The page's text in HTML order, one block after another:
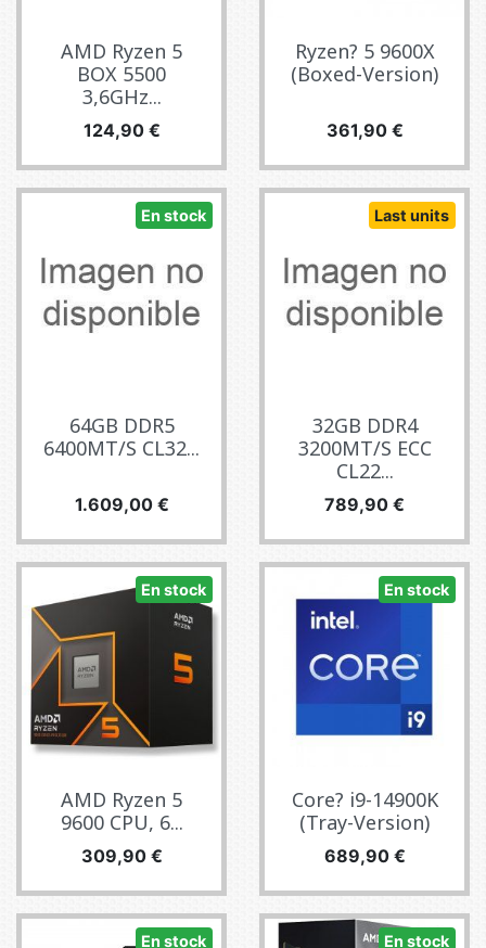
AMD Ryzen 5
BOX 5500
3,6GHz...
Precio
124,90 €
Ryzen? 5 9600X
(Boxed-Version)
Precio
361,90 €
En stock
64GB DDR5
6400MT/S CL32...
Precio
1.609,00 €
Last units
32GB DDR4
3200MT/S ECC
CL22...
Precio
789,90 €
En stock
AMD Ryzen 5
9600 CPU, 6...
Precio
309,90 €
En stock
Core? i9-14900K
(Tray-Version)
Precio
689,90 €
En stock En stock